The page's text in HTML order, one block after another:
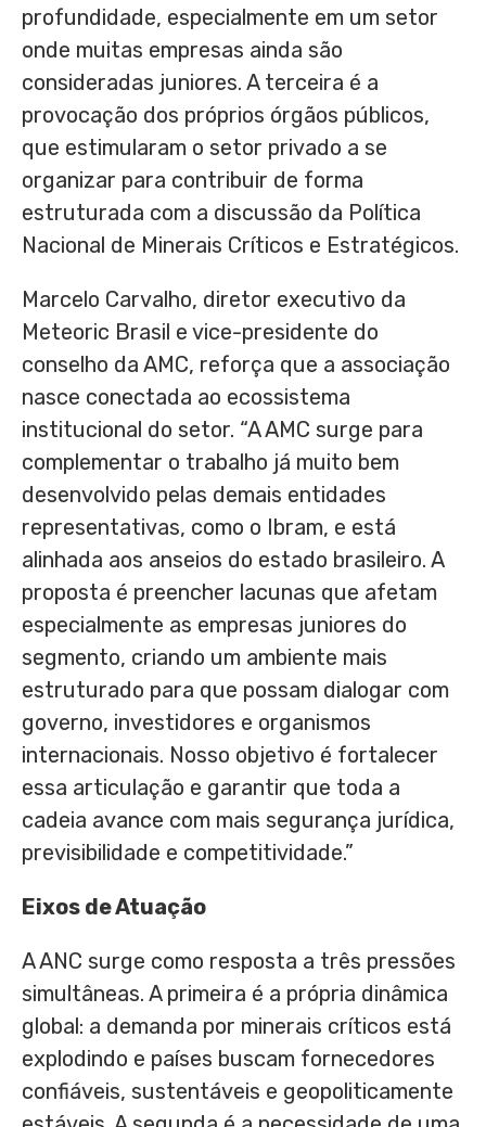
profundidade, especialmente em um setor
onde muitas empresas ainda são
consideradas juniores. A terceira é a
provocação dos próprios órgãos públicos,
que estimularam o setor privado a se
organizar para contribuir de forma
estruturada com a discussão da Política
Nacional de Minerais Críticos e Estratégicos.
Marcelo Carvalho, diretor executivo da
Meteoric Brasil e vice-presidente do
conselho da AMC, reforça que a associação
nasce conectada ao ecossistema
institucional do setor. “A AMC surge para
complementar o trabalho já muito bem
desenvolvido pelas demais entidades
representativas, como o Ibram, e está
alinhada aos anseios do estado brasileiro. A
proposta é preencher lacunas que afetam
especialmente as empresas juniores do
segmento, criando um ambiente mais
estruturado para que possam dialogar com
governo, investidores e organismos
internacionais. Nosso objetivo é fortalecer
essa articulação e garantir que toda a
cadeia avance com mais segurança jurídica,
previsibilidade e competitividade.”
Eixos de Atuação
A ANC surge como resposta a três pressões
simultâneas. A primeira é a própria dinâmica
global: a demanda por minerais críticos está
explodindo e países buscam fornecedores
confiáveis, sustentáveis e geopoliticamente